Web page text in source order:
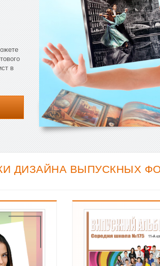
в
ДИЗАЙНА ВЫПУСКНЫХ